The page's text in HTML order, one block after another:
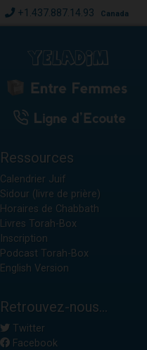
+1.437.887.14.93 Canada
Ressources
Calendrier Juif
Sidour (livre de prière)
Horaires de Chabbath
Livres Torah-Box
Inscription
Podcast Torah-Box
English Version
Retrouvez-nous...
Twitter
Facebook